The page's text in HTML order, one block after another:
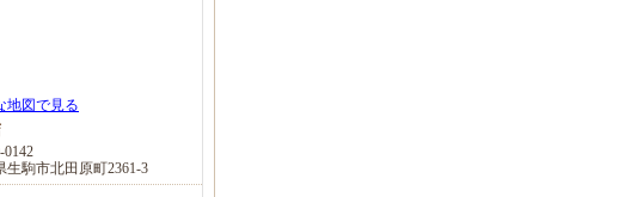
地図で見る
0142
生駒市北田原町2361-3